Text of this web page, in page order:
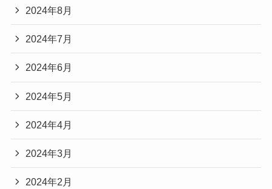
2024年8月
2024年7月
2024年6月
2024年5月
2024年4月
2024年3月
2024年2月